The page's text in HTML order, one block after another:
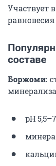
Участвует
равновесия
составе
Боржоми:
pH